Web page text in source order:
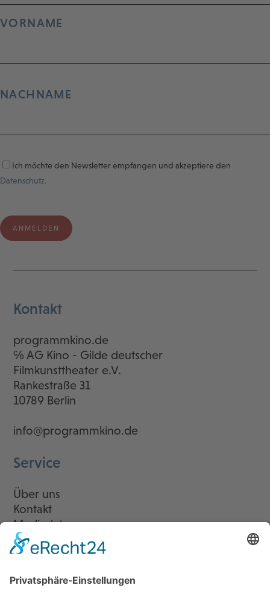
VORNAME
NACHNAME
Ich möchte den Newsletter empfangen und akzeptiere den
Datenschutz.
Kontakt
programmkino.de
℅ AG Kino - Gilde deutscher
Filmkunsttheater e.V.
Rankestraße 31
10789 Berlin
info@programmkino.de
Service
Über uns
Kontakt
Mediadaten
Newsletter
LogIn
Legal